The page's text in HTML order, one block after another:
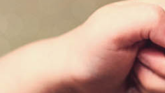
asiakkaamme?
tästä!